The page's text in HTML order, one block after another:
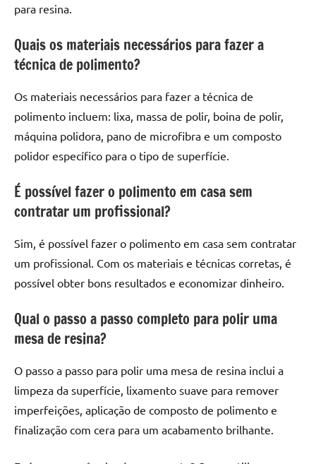
para resina.
Quais os materiais necessários para fazer a
técnica de polimento?
Os materiais necessários para fazer a técnica de
polimento incluem: lixa, massa de polir, boina de polir,
máquina polidora, pano de microfibra e um composto
polidor específico para o tipo de superfície.
É possível fazer o polimento em casa sem
contratar um profissional?
Sim, é possível fazer o polimento em casa sem contratar
um profissional. Com os materiais e técnicas corretas, é
possível obter bons resultados e economizar dinheiro.
Qual o passo a passo completo para polir uma
mesa de resina?
O passo a passo para polir uma mesa de resina inclui a
limpeza da superfície, lixamento suave para remover
imperfeições, aplicação de composto de polimento e
finalização com cera para um acabamento brilhante.